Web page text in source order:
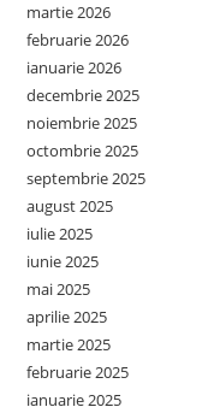
martie 2026
februarie 2026
ianuarie 2026
decembrie 2025
noiembrie 2025
octombrie 2025
septembrie 2025
august 2025
iulie 2025
iunie 2025
mai 2025
aprilie 2025
martie 2025
februarie 2025
ianuarie 2025